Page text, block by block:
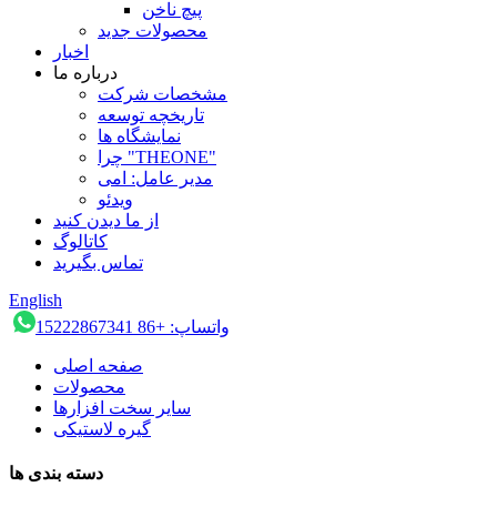
پیچ ناخن
محصولات جدید
اخبار
درباره ما
مشخصات شرکت
تاریخچه توسعه
نمایشگاه ها
چرا "THEONE"
مدیر عامل: امی
ویدئو
از ما دیدن کنید
کاتالوگ
تماس بگیرید
English
واتساپ: +86 15222867341
صفحه اصلی
محصولات
سایر سخت افزارها
گیره لاستیکی
دسته بندی ها